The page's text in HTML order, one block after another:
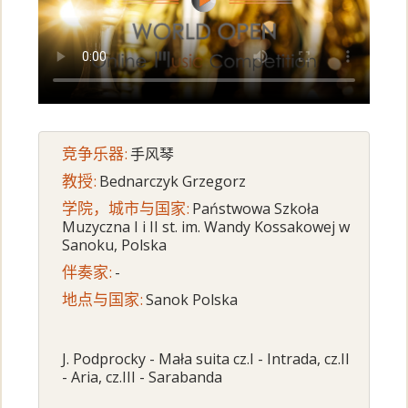
竞争乐器:手风琴
教授: Bednarczyk Grzegorz
学院，城市与国家: Państwowa Szkoła
Muzyczna I i II st. im. Wandy Kossakowej w
Sanoku, Polska
伴奏家: -
地点与国家:Sanok Polska
J. Podprocky - Mała suita cz.I - Intrada, cz.II
- Aria, cz.III - Sarabanda